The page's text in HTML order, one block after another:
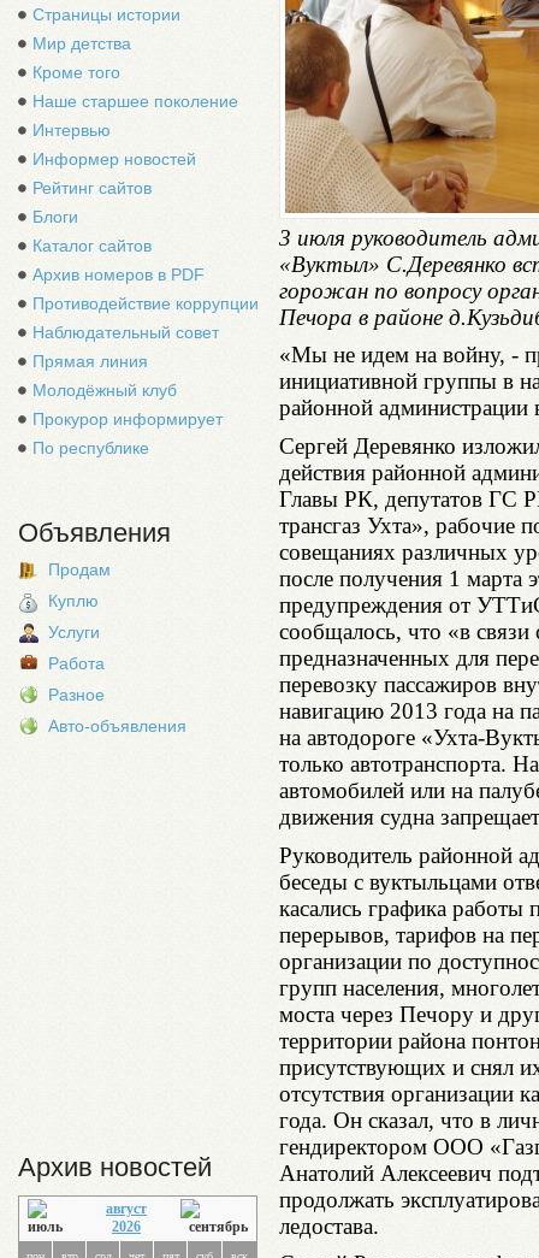
Страницы истории
Мир детства
Кроме того
Наше старшее поколение
Интервью
Информер новостей
Рейтинг сайтов
Блоги
Каталог сайтов
Архив номеров в PDF
Противодействие коррупции
Наблюдательный совет
Прямая линия
Молодёжный клуб
Прокурор информирует
По республике
Объявления
Продам
Куплю
Услуги
Работа
Разное
Авто-объявления
Архив новостей
август
2026
3 июля руководитель
«Вуктыл» С.Деревянко
горожан по вопросу
Печора в районе
«Мы не идем на войну, -
инициативной группы в
районной
Сергей Деревянко
действия районной
Главы РК, депутатов ГС
трансгаз Ухта», рабочие
совещаниях различных
после получения 1 марта
предупреждения от
сообщалось, что «в
предназначенных для
перевозку пассажиров
навигацию 2013 года на
на автодороге «Ухта-
только автотранспорта.
автомобилей или на
движения судна
Руководитель районной
беседы с вуктыльцами
касались графика работы
перерывов, тарифов на
организации по
групп населения,
моста через Печору и
территории района
присутствующих и снял
отсутствия организации
года. Он сказал, что в
гендиректором ООО
Анатолий Алексеевич
продолжать
ледостава.